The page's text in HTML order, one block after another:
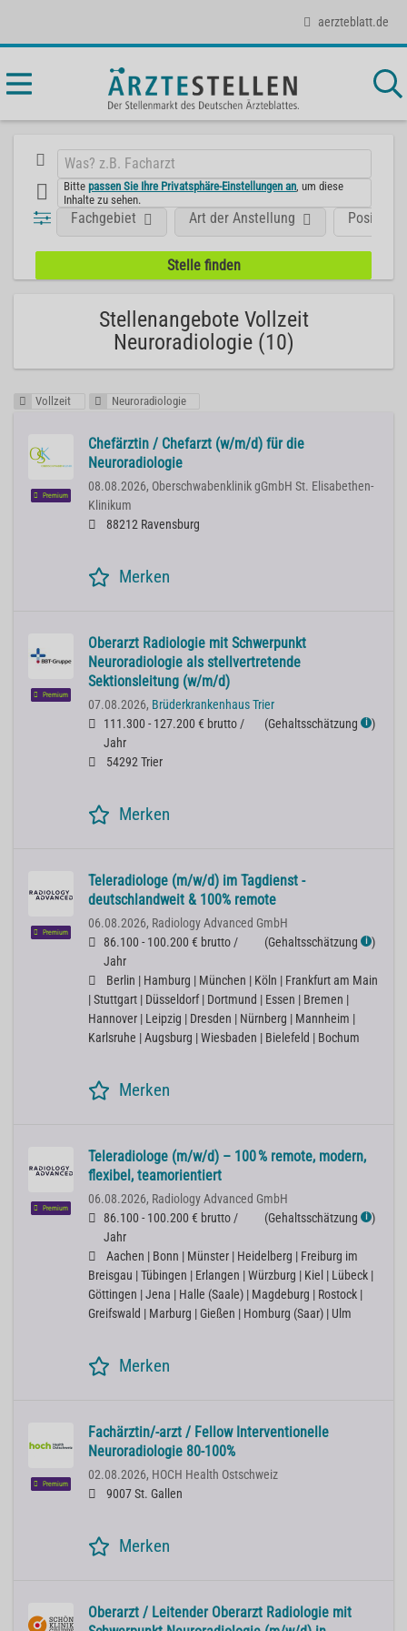
aerzteblatt.de
Bittepassen Sie Ihre Privatsphäre-Einstellungen an , um diese
Inhalte zu sehen.
Position
Fachgebiet Art der Anstellung
Stellenangebote Vollzeit
Neuroradiologie (10)
Vollzeit Neuroradiologie
Premium
Chefärztin / Chefarzt (w/m/d) für die
Neuroradiologie
08.08.2026, Oberschwabenklinik gGmbH St. Elisabethen-
Klinikum
88212 Ravensburg
Merken
Premium
Oberarzt Radiologie mit Schwerpunkt
Neuroradiologie als stellvertretende
Sektionsleitung (w/m/d)
07.08.2026, Brüderkrankenhaus Trier
111.300 - 127.200 € brutto /
Jahr
(Gehaltsschätzung ℹ )
54292 Trier
Merken
Premium
Teleradiologe (m/w/d) im Tagdienst -
deutschlandweit & 100% remote
06.08.2026, Radiology Advanced GmbH
86.100 - 100.200 € brutto /
Jahr
(Gehaltsschätzung ℹ )
Berlin | Hamburg | München | Köln | Frankfurt am Main
| Stuttgart | Düsseldorf | Dortmund | Essen | Bremen |
Hannover | Leipzig | Dresden | Nürnberg | Mannheim |
Karlsruhe | Augsburg | Wiesbaden | Bielefeld | Bochum
Merken
Premium
Teleradiologe (m/w/d) – 100 % remote, modern,
flexibel, teamorientiert
06.08.2026, Radiology Advanced GmbH
86.100 - 100.200 € brutto /
Jahr
(Gehaltsschätzung ℹ )
Aachen | Bonn | Münster | Heidelberg | Freiburg im
Breisgau | Tübingen | Erlangen | Würzburg | Kiel | Lübeck |
Göttingen | Jena | Halle (Saale) | Magdeburg | Rostock |
Greifswald | Marburg | Gießen | Homburg (Saar) | Ulm
Merken
Premium
Fachärztin/-arzt / Fellow Interventionelle
Neuroradiologie 80-100%
02.08.2026, HOCH Health Ostschweiz
9007 St. Gallen
Merken
Oberarzt / Leitender Oberarzt Radiologie mit